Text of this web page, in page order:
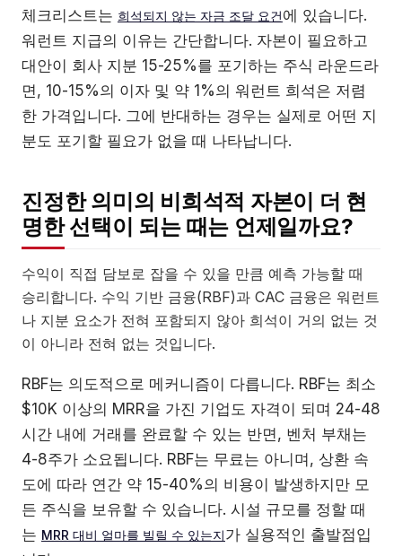
체크리스트는 희석되지 않는 자금 조달 요건에 있습니다.
워런트 지급의 이유는 간단합니다. 자본이 필요하고
대안이 회사 지분 15-25%를 포기하는 주식 라운드라
면, 10-15%의 이자 및 약 1%의 워런트 희석은 저렴
한 가격입니다. 그에 반대하는 경우는 실제로 어떤 지
분도 포기할 필요가 없을 때 나타납니다.
진정한 의미의 비희석적 자본이 더 현
명한 선택이 되는 때는 언제일까요?
수익이 직접 담보로 잡을 수 있을 만큼 예측 가능할 때
승리합니다. 수익 기반 금융(RBF)과 CAC 금융은 워런트
나 지분 요소가 전혀 포함되지 않아 희석이 거의 없는 것
이 아니라 전혀 없는 것입니다.
RBF는 의도적으로 메커니즘이 다릅니다. RBF는 최소
$10K 이상의 MRR을 가진 기업도 자격이 되며 24-48
시간 내에 거래를 완료할 수 있는 반면, 벤처 부채는
4-8주가 소요됩니다. RBF는 무료는 아니며, 상환 속
도에 따라 연간 약 15-40%의 비용이 발생하지만 모
든 주식을 보유할 수 있습니다. 시설 규모를 정할 때
는 MRR 대비 얼마를 빌릴 수 있는지가 실용적인 출발점입